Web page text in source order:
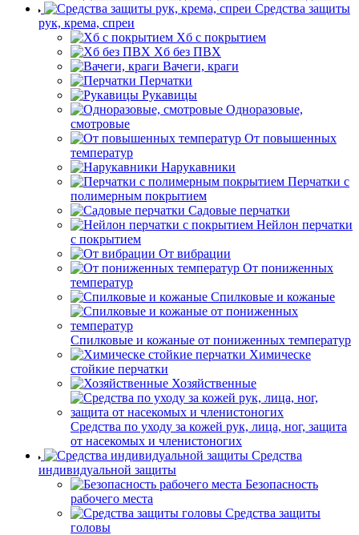
Средства защиты
рук, крема, спреи
Хб с покрытием
Хб без ПВХ
Вачеги, краги
Перчатки
Рукавицы
Одноразовые,
смотровые
От повышенных
температур
Нарукавники
Перчатки с
полимерным покрытием
Садовые перчатки
Нейлон перчатки
с покрытием
От вибрации
От пониженных
температур
Спилковые и кожаные
Спилковые и кожаные от пониженных температур
Химическе
стойкие перчатки
Хозяйственные
Средства по уходу за кожей рук, лица, ног, защита
от насекомых и членистоногих
Средства
индивидуальной защиты
Безопасность
рабочего места
Средства защиты
головы